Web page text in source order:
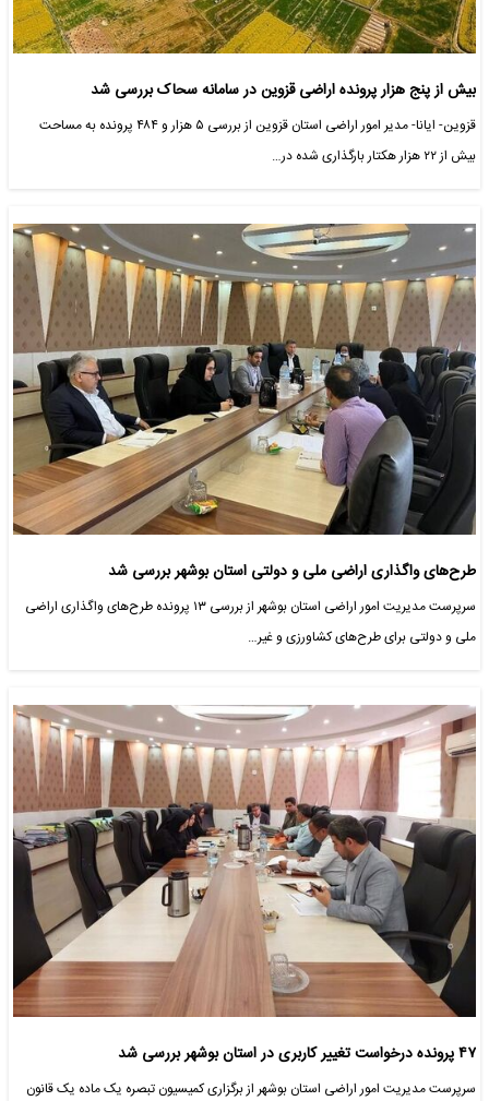
بیش از پنج هزار پرونده اراضی قزوین در سامانه سحاک بررسی شد
قزوین- ایانا- مدیر امور اراضی استان قزوین از بررسی ۵ هزار و ۴۸۴ پرونده به مساحت
بیش از ۲۲ هزار هکتار بارگذاری شده در…
طرح‌های واگذاری اراضی ملی و دولتی استان بوشهر بررسی شد
سرپرست مدیریت امور اراضی استان بوشهر از بررسی ۱۳ پرونده طرح‌های واگذاری اراضی
ملی و دولتی برای طرح‌های کشاورزی و غیر…
۴۷ پرونده درخواست تغییر کاربری در استان بوشهر بررسی شد
سرپرست مدیریت امور اراضی استان بوشهر از برگزاری کمیسیون تبصره یک ماده یک قانون